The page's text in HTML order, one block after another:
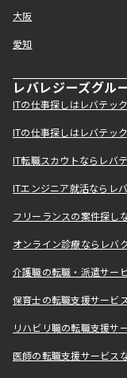
大阪
愛知
レバレジーズグル
ITの仕事探しはレバテック
ITの仕事探しはレバテッ
IT転職スカウトならレバ
ITエンジニア就活ならレ
フリーランスの案件探し
オンライン診療ならレバ
介護職の転職・派遣サー
保育士の転職支援サービ
リハビリ職の転職支援サ
医師の転職支援サービス